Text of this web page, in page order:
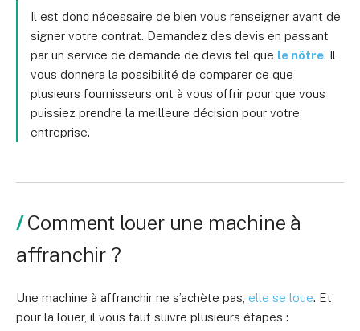
Il est donc nécessaire de bien vous renseigner avant de
signer votre contrat. Demandez des devis en passant
par un service de demande de devis tel que le nôtre. Il
vous donnera la possibilité de comparer ce que
plusieurs fournisseurs ont à vous offrir pour que vous
puissiez prendre la meilleure décision pour votre
entreprise.
Comment louer une machine à
affranchir ?
Une machine à affranchir ne s’achète pas, elle se loue. Et
pour la louer, il vous faut suivre plusieurs étapes :